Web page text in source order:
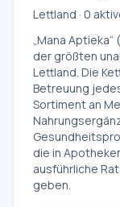
Lettland · 0
„Mana
der größten
Lettland. Die
Betreuung
Sortiment an
die in
ausführliche
geben.